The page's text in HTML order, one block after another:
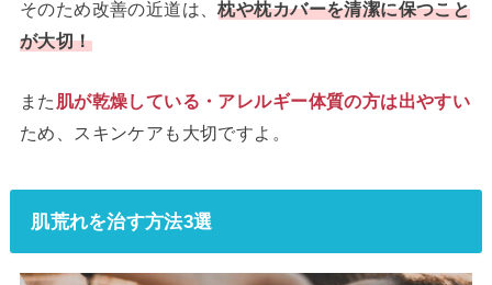
そのため改善の近道は、枕や枕カバーを清潔に保つこと
が大切！
また 肌が乾燥している・アレルギー体質の方は出やすい
ため、スキンケアも大切ですよ。
肌荒れを治す方法3選